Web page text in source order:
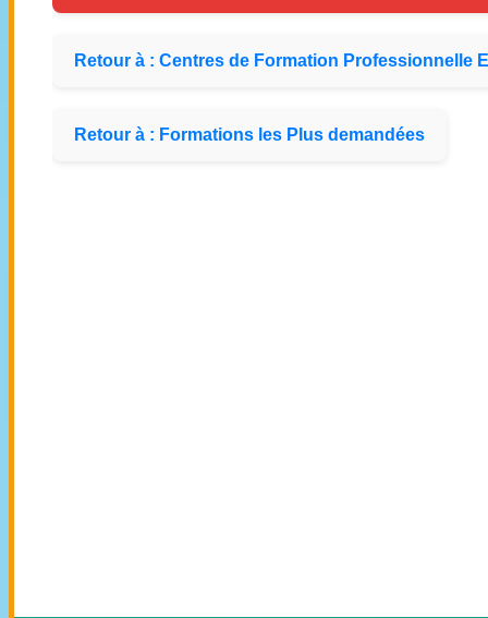
Retour à : Centres de Formation Professionnelle
Retour à : Formations les Plus demandées